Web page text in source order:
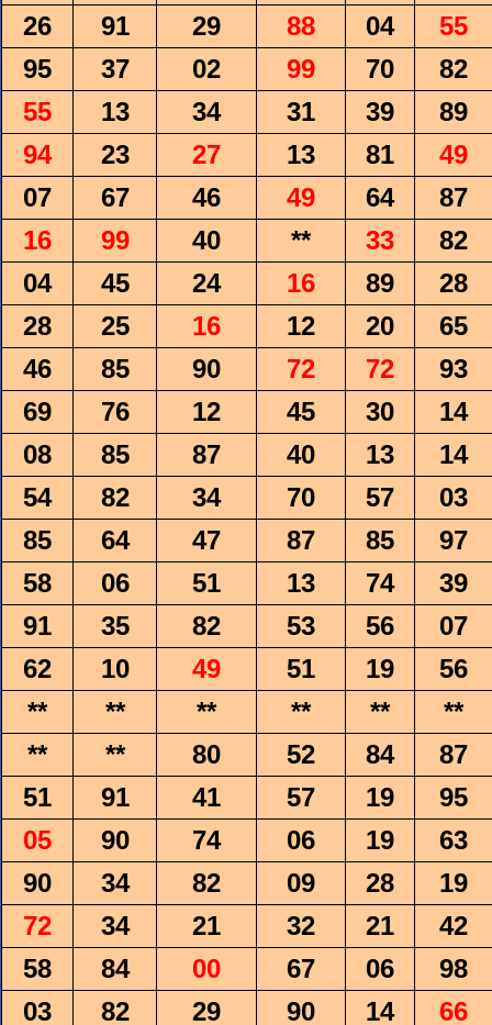
26
91 29 88 04
55
95
37 02 99 70
82
55
13 34 31 39
89
94
23 27 13 81
49
07
67 46 49 64
87
16
99 40 ** 33
82
04
45 24 16 89
28
28
25 16 12 20
65
46
85 90 72 72
93
69
76 12 45 30
14
08
85 87 40 13
14
54
82 34 70 57
03
85
64 47 87 85
97
58
06 51 13 74
39
91
35 82 53 56
07
62
10 49 51 19
56
**
** ** ** **
**
**
** 80 52 84
87
51
91 41 57 19
95
05
90 74 06 19
63
90
34 82 09 28
19
72
34 21 32 21
42
58
84 00 67 06
98
03
82 29 90 14 66